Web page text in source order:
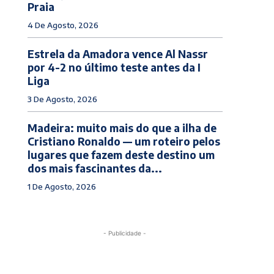
Praia
4 De Agosto, 2026
Estrela da Amadora vence Al Nassr
por 4-2 no último teste antes da I
Liga
3 De Agosto, 2026
Madeira: muito mais do que a ilha de
Cristiano Ronaldo — um roteiro pelos
lugares que fazem deste destino um
dos mais fascinantes da...
1 De Agosto, 2026
- Publicidade -